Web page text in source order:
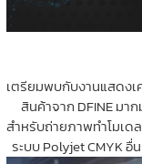
เตรียมพบกับงานแสดง
สินค้าจาก DFINE มา
สำหรับถ่ายภาพทำโมเด
ระบบ Polyjet CMYK